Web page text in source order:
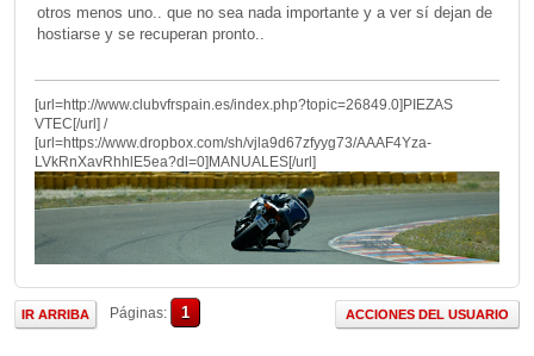
otros menos uno.. que no sea nada importante y a ver sí dejan de
hostiarse y se recuperan pronto..
[url=http://www.clubvfrspain.es/index.php?topic=26849.0]PIEZAS
VTEC[/url] /
[url=https://www.dropbox.com/sh/vjla9d67zfyyg73/AAAF4Yza-
LVkRnXavRhhlE5ea?dl=0]MANUALES[/url]
IR ARRIBA Páginas 1 ACCIONES DEL USUARIO